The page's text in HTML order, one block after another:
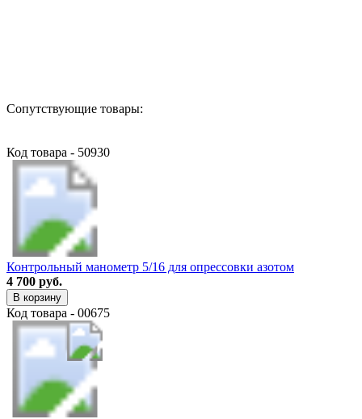
Сопутствующие товары:
Код товара - 50930
Контрольный манометр 5/16 для опрессовки азотом
4 700 руб.
В корзину
Код товара - 00675